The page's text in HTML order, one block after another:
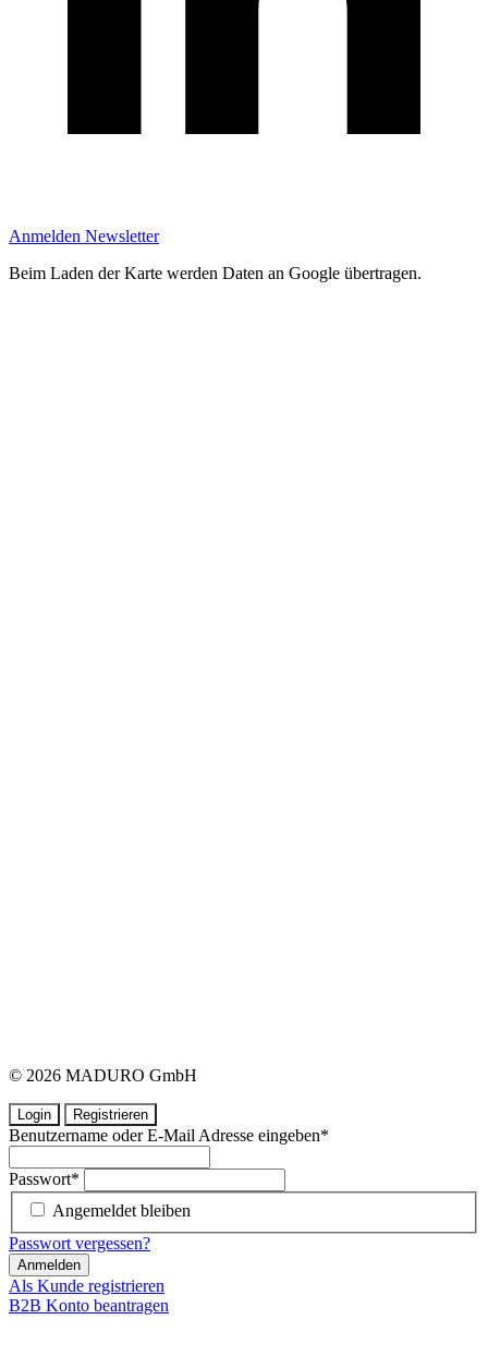
Anmelden Newsletter
Beim Laden der Karte werden Daten an Google übertragen.
© 2026 MADURO GmbH
Login Registrieren
Benutzername oder E-Mail Adresse eingeben*
Passwort*
Angemeldet bleiben
Passwort vergessen?
Anmelden
Als Kunde registrieren
B2B Konto beantragen